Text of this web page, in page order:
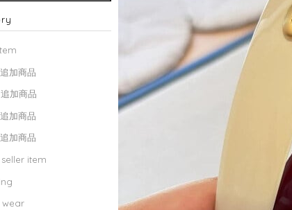
加商品
加商品
加商品
加商品
item
wear